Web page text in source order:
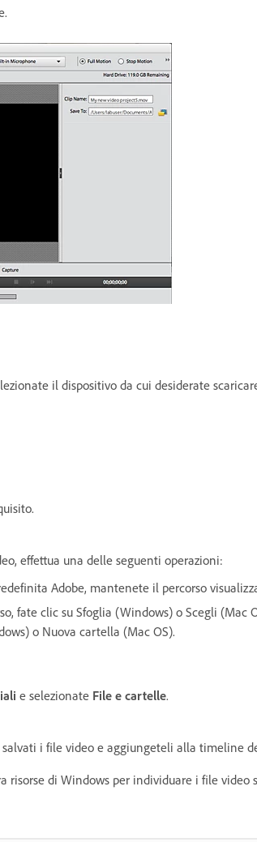
il dispositivo da cui desiderate
effettua una delle seguenti operazioni:
Adobe, mantenete il percorso
fate clic su Sfoglia (Windows) o Scegli
o Nuova cartella (Mac OS).
e selezionate File e cartelle.
i file video e aggiungeteli alla timeline
risorse di Windows per individuare i file